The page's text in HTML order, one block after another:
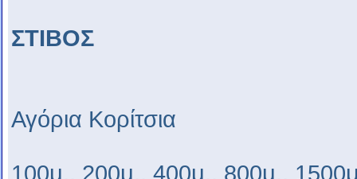
ΣΤΙΒΟΣ
Αγόρια Κορίτσια
100μ., 200μ., 400μ., 800μ.,